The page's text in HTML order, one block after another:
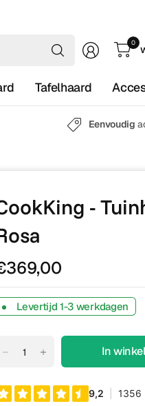
Waar
ben
naar
zoek?
0
Tafelhaard
Eenvoudig
-
Levertijd 1-3 werkdagen
In